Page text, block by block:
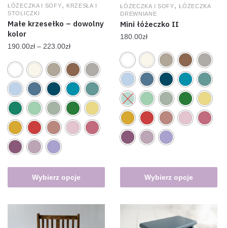
ŁÓŻECZKA I SOFY, KRZESŁA I
STOLICZKI
Małe krzesełko – dowolny
kolor
190.00zł – 223.00zł
Wybierz opcje
ŁÓŻECZKA I SOFY,ŁÓŻECZKA
DREWNIANE
Mini łóżeczko II
180.00zł
Wybierz opcje